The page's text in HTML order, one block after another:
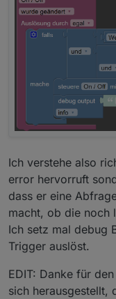
Ich verstehe also
error hervorruft
dass er eine
macht, ob die noch
Ich setz mal debug
Trigger auslöst.
EDIT: Danke für
sich herausgestellt,